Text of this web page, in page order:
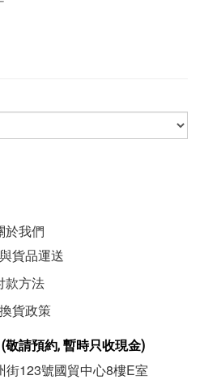
於我們
貨品運送
款方法
貨政策
(敬請預約, 暫時只收現金)
街123號國貿中心8樓E室